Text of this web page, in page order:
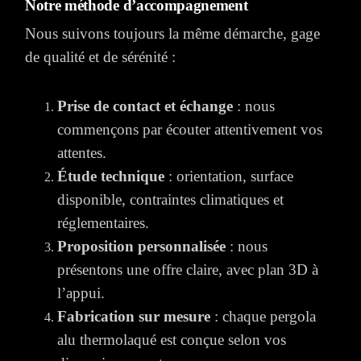
Notre méthode d’accompagnement
Nous suivons toujours la même démarche, gage
de qualité et de sérénité :
Prise de contact et échange : nous
commençons par écouter attentivement vos
attentes.
Étude technique : orientation, surface
disponible, contraintes climatiques et
réglementaires.
Proposition personnalisée : nous
présentons une offre claire, avec plan 3D à
l’appui.
Fabrication sur mesure : chaque pergola
alu thermolaqué est conçue selon vos